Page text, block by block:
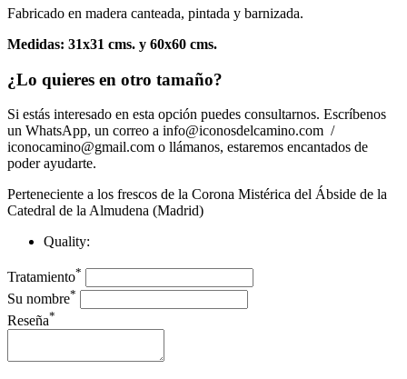
Fabricado en madera canteada, pintada y barnizada.
Medidas: 31x31 cms. y 60x60 cms.
¿Lo quieres en otro tamaño?
Si estás interesado en esta opción puedes consultarnos. Escríbenos
un WhatsApp, un correo a info@iconosdelcamino.com /
iconocamino@gmail.com o llámanos, estaremos encantados de
poder ayudarte.
Perteneciente a los frescos de la Corona Mistérica del Ábside de la
Catedral de la Almudena (Madrid)
Quality:
Tratamiento*
Su nombre*
Reseña*